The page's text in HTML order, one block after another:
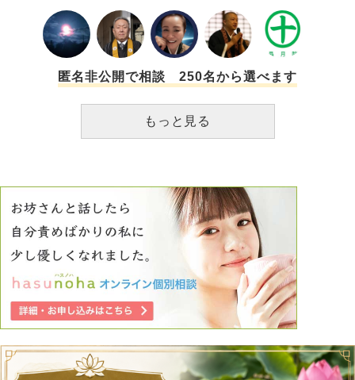
てしまいます。 この先、また人を好きになって、向こうも
私のことが好きで、幸せに結婚できる未来が全く見えませ
ん。人を好きになったのも元彼と付き合う前なので7,8年も
前だし、付き合い方もわかりません。勉強とか、趣味の上達
とかを頑張る方法はわかるのに、恋愛の頑張り方がわかりま
もできていない、彼氏もいない売れ残りなんですもの。同じ
ように、男の人で、いい人はみんな結婚していると思ってし
どうしたら条件など抜きで、人を好きになれますか？人のい
いところを見つけられますか？自分のことも好きになりたい
です。
匿名非公開で相談 250名から選べます
もっと見る